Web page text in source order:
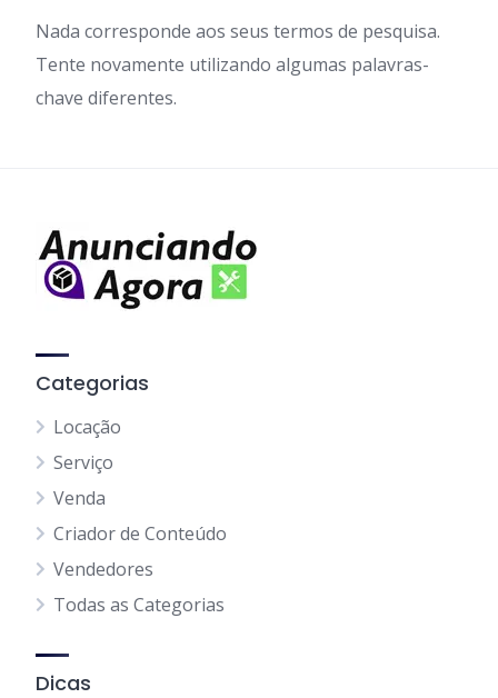
Nada corresponde aos seus termos de pesquisa.
Tente novamente utilizando algumas palavras-
chave diferentes.
Categorias
Locação
Serviço
Venda
Criador de Conteúdo
Vendedores
Todas as Categorias
Dicas